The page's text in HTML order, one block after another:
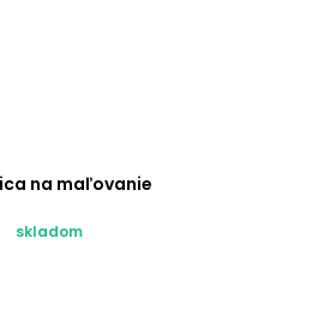
na maľovanie
skladom